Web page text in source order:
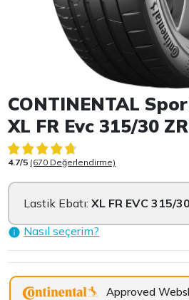
Item 1 of 1
CONTINENTAL
XL FR Evc 315/30
4.7/5 (670 Değerlendirme)
Lastik Ebatı:XL FR EVC 315/
Nasıl seçerim?
Approved